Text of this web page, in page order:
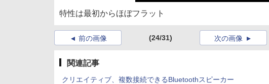
特性は最初からほぼフラット
前の画像 (24/31) 次の画像
関連記事
クリエイティブ、複数接続できるBluetoothスピーカー